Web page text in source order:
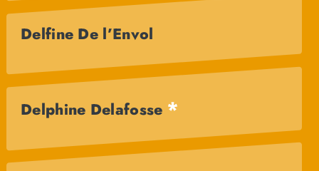
Delfine De l’Envol
Delphine Delafosse *